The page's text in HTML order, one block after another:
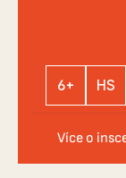
6+ HS
Více o